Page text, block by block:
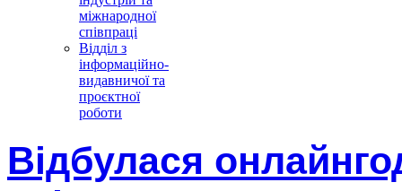
міжнародної
співпраці
Відділ з
інформаційно-
видавничої та
проєктної
роботи
Відбулася